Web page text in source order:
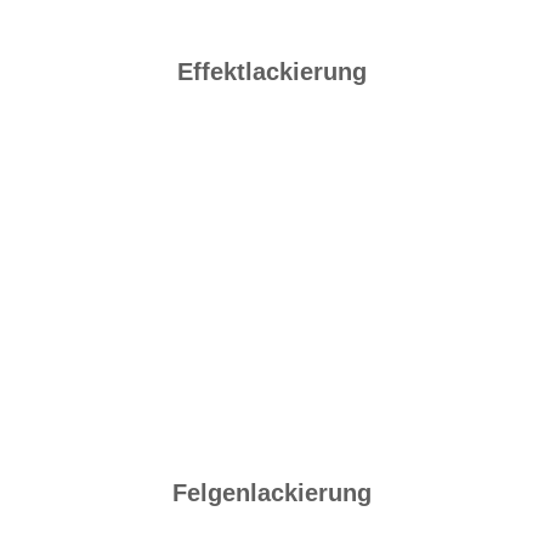
Effektlackierung
Felgenlackierung